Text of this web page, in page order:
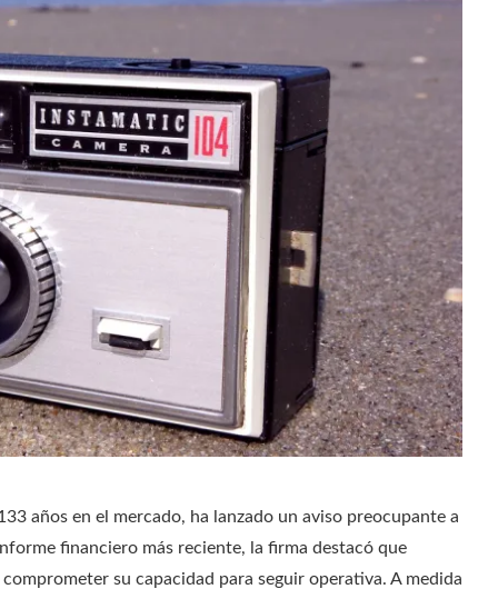
años en el mercado, ha lanzado un aviso preocupante a
financiero más reciente, la firma destacó que
su capacidad para seguir operativa. A medida